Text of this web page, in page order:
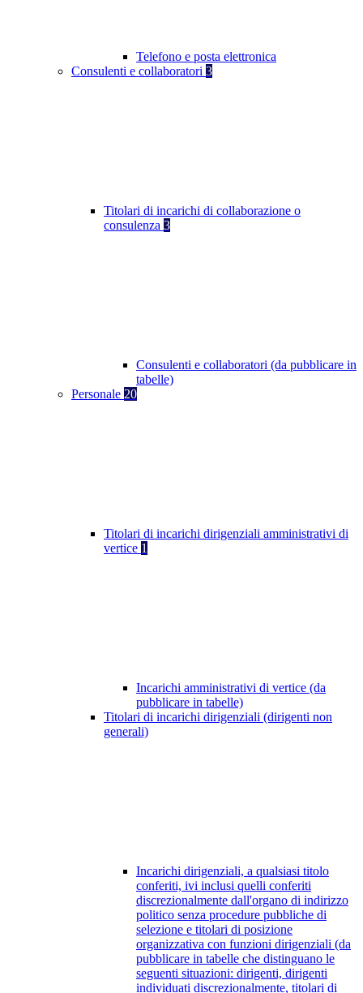
Telefono e posta elettronica
Consulenti e collaboratori 3
Titolari di incarichi di collaborazione o
consulenza 3
Consulenti e collaboratori (da pubblicare in
tabelle)
Personale 20
Titolari di incarichi dirigenziali amministrativi di
vertice 1
Incarichi amministrativi di vertice (da
pubblicare in tabelle)
Titolari di incarichi dirigenziali (dirigenti non
generali)
Incarichi dirigenziali, a qualsiasi titolo
conferiti, ivi inclusi quelli conferiti
discrezionalmente dall'organo di indirizzo
politico senza procedure pubbliche di
selezione e titolari di posizione
organizzativa con funzioni dirigenziali (da
pubblicare in tabelle che distinguano le
seguenti situazioni: dirigenti, dirigenti
individuati discrezionalmente, titolari di